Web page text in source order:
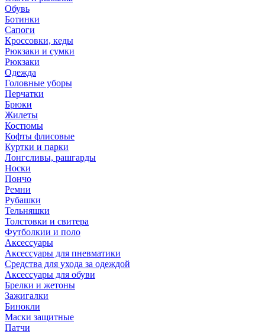
Обувь
Ботинки
Сапоги
Кроссовки, кеды
Рюкзаки и сумки
Рюкзаки
Одежда
Головные уборы
Перчатки
Брюки
Жилеты
Костюмы
Кофты флисовые
Куртки и парки
Лонгсливы, рашгарды
Носки
Пончо
Ремни
Рубашки
Тельняшки
Толстовки и свитера
Футболкии и поло
Аксессуары
Аксессуары для пневматики
Средства для ухода за одеждой
Аксессуары для обуви
Брелки и жетоны
Зажигалки
Бинокли
Маски защитные
Патчи